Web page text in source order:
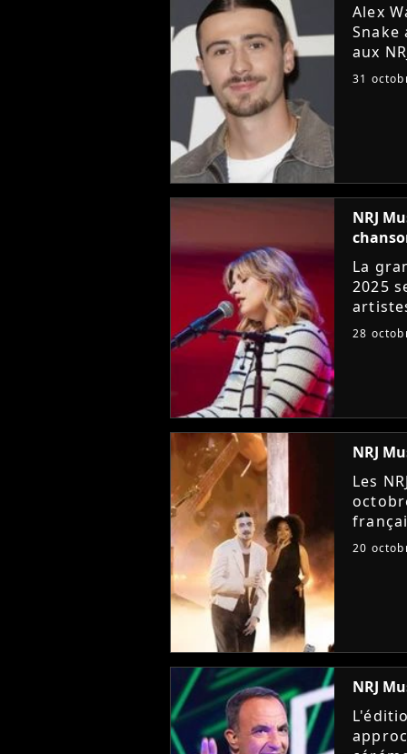
Alex
aux
31
NRJ
La
2025
28
NRJ
Les
partie.
20
NRJ